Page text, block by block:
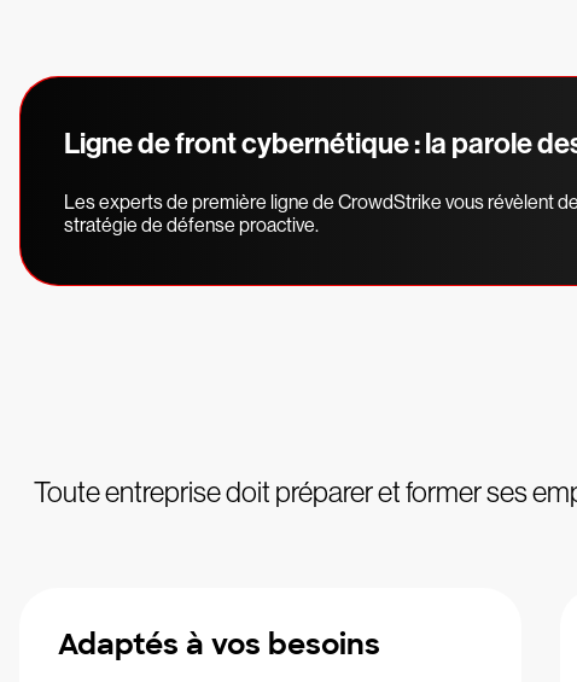
Ligne de front cybernétique : la parole
Les experts de première ligne de CrowdStrike vous révèlent
stratégie de défense proactive.
Toute entreprise doit préparer et former ses
Adaptés à vos besoins